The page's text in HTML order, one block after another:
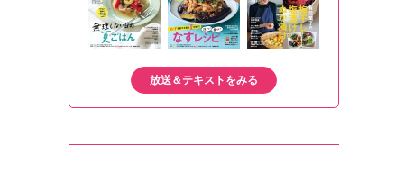
放送＆テキストをみる